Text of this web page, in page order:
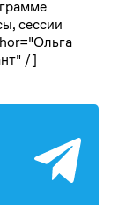
сессии
/]